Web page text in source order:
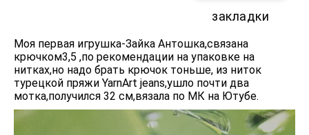
закладки
Моя первая игрушка-Зайка Антошка,связана
крючком3,5 ,по рекомендации на упаковке на
нитках,но надо брать крючок тоньше, из ниток
турецкой пряжи YarnArt jeans,ушло почти два
мотка,получился 32 см,вязала по МК на Ютубе.